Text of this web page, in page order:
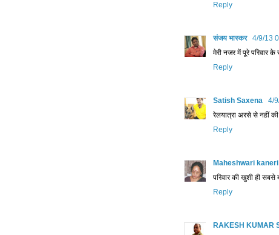
Reply
संजय भास्‍कर 4/9/13
मेरी नजर में पूरे परिवार
Reply
Satish Saxena
4/
रेलयात्रा अरसे से नहीं की
Reply
Maheshwari kaneri
परिवार की खुशी ही
Reply
RAKESH KUMAR